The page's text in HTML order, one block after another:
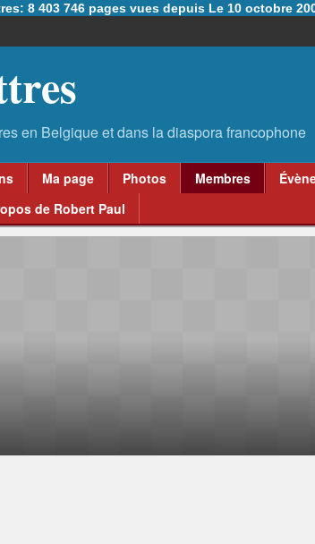
8 403 746 pages vues depuis Le 10 octobre
Ma page Photos Membres
de Robert Paul